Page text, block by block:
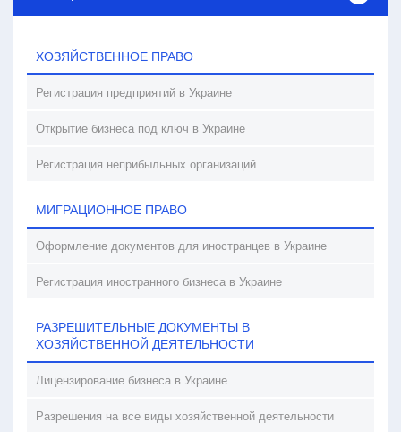
ХОЗЯЙСТВЕННОЕ ПРАВО
Регистрация предприятий в Украине
Открытие бизнеса под ключ в Украине
Регистрация неприбыльных организаций
МИГРАЦИОННОЕ ПРАВО
Оформление документов для иностранцев в Украине
Регистрация иностранного бизнеса в Украине
РАЗРЕШИТЕЛЬНЫЕ ДОКУМЕНТЫ В
ХОЗЯЙСТВЕННОЙ ДЕЯТЕЛЬНОСТИ
Лицензирование бизнеса в Украине
Разрешения на все виды хозяйственной деятельности